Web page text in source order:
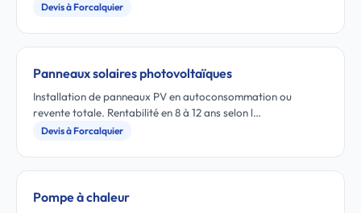
Devis à Forcalquier
Panneaux solaires photovoltaïques
Installation de panneaux PV en autoconsommation ou
revente totale. Rentabilité en 8 à 12 ans selon l…
Devis à Forcalquier
Pompe à chaleur